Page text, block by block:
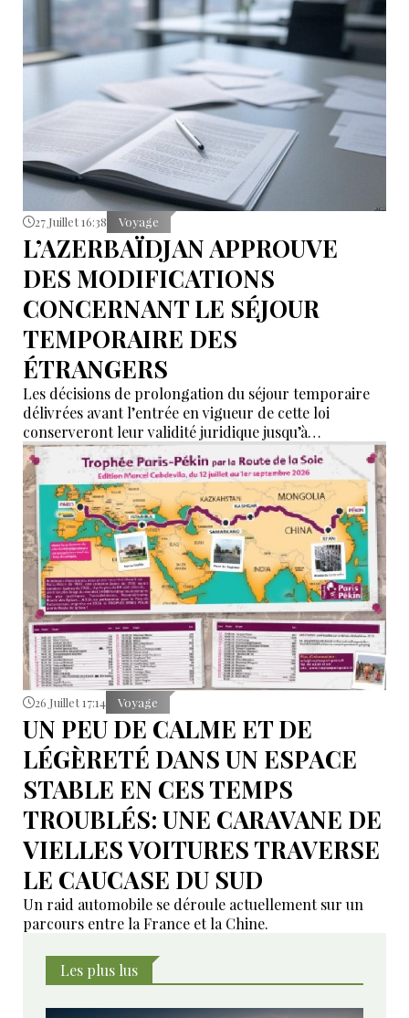
27 Juillet 16:38 Voyage
L’AZERBAÏDJAN APPROUVE
DES MODIFICATIONS
CONCERNANT LE SÉJOUR
TEMPORAIRE DES
ÉTRANGERS
Les décisions de prolongation du séjour temporaire
délivrées avant l’entrée en vigueur de cette loi
conserveront leur validité juridique jusqu’à
l’expiration de la période qui y est indiquée.
26 Juillet 17:14 Voyage
UN PEU DE CALME ET DE
LÉGÈRETÉ DANS UN ESPACE
STABLE EN CES TEMPS
TROUBLÉS: UNE CARAVANE DE
VIELLES VOITURES TRAVERSE
LE CAUCASE DU SUD
Un raid automobile se déroule actuellement sur un
parcours entre la France et la Chine.
Les plus lus